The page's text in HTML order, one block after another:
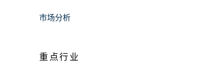
市场分析
重点行业